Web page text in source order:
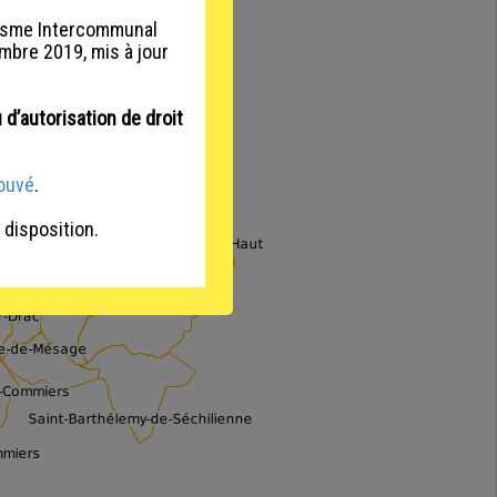
Intercommunal
2019, mis à jour
de droit
.